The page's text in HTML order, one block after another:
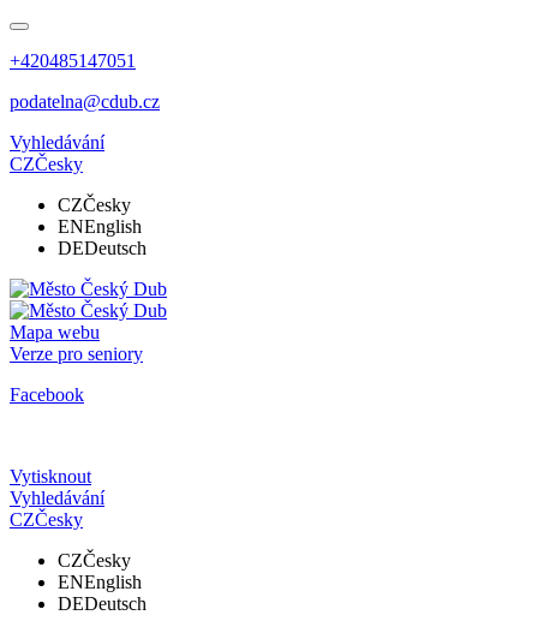
+420485147051
podatelna@cdub.cz
Vyhledávání
CZČesky
CZČesky
ENEnglish
DEDeutsch
Mapa webu
Verze pro seniory
Facebook
Vytisknout
Vyhledávání
CZČesky
CZČesky
ENEnglish
DEDeutsch